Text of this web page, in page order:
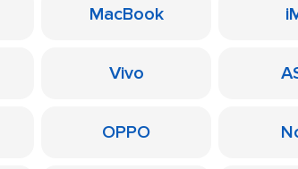
MacBook
Vivo
OPPO